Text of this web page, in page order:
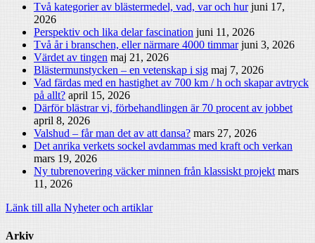
Två kategorier av blästermedel, vad, var och hur juni 17,
2026
Perspektiv och lika delar fascination juni 11, 2026
Två år i branschen, eller närmare 4000 timmar juni 3, 2026
Värdet av tingen maj 21, 2026
Blästermunstycken – en vetenskap i sig maj 7, 2026
Vad färdas med en hastighet av 700 km / h och skapar avtryck
på allt? april 15, 2026
Därför blästrar vi, förbehandlingen är 70 procent av jobbet
april 8, 2026
Valshud – får man det av att dansa? mars 27, 2026
Det anrika verkets sockel avdammas med kraft och verkan
mars 19, 2026
Ny tubrenovering väcker minnen från klassiskt projekt mars
11, 2026
Länk till alla Nyheter och artiklar
Arkiv